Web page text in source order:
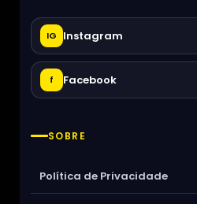
IG Instagram
f Facebook
SOBRE
Política de Privacidade